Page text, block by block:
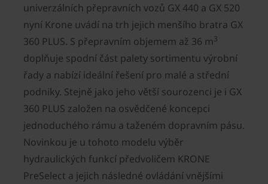
univerzálních přepravních vozů GX 440 a GX 520
nyní Krone uvádí na trh jejich menšího bratra GX
360 PLUS. S přepravním objemem až 36 m3
doplňuje spodní část palety sortimentu výrobní
řady a nabízí ideální řešení pro malé a střední
podniky. Stejně jako jeho větší sourozenci je i GX
360 PLUS založen na osvědčené koncepci
jednoduchého rámu a taženém dopravním pásu.
Novinkou je u tohoto modelu výběr
hydraulických funkcí předvoličem KRONE
PreSelect a jejich následné ovládání vnějšími